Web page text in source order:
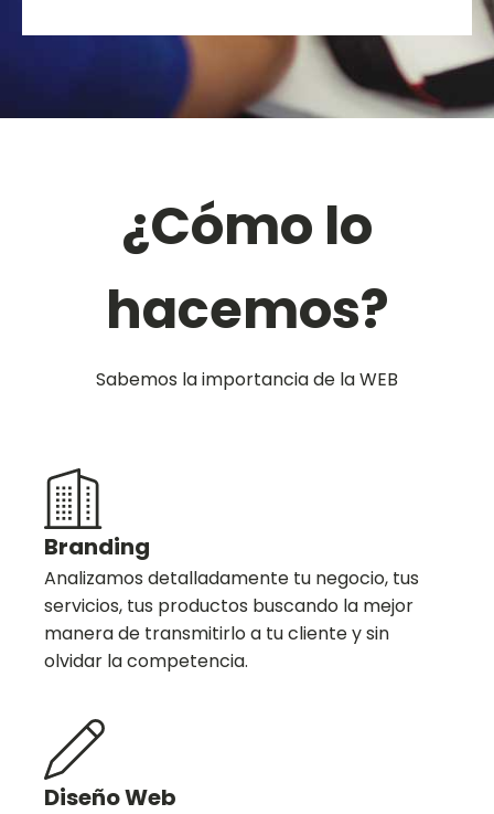
¿Cómo lo
hacemos?
Sabemos la importancia de la WEB
Branding
Analizamos detalladamente tu negocio, tus
servicios, tus productos buscando la mejor
manera de transmitirlo a tu cliente y sin
olvidar la competencia.
Diseño Web